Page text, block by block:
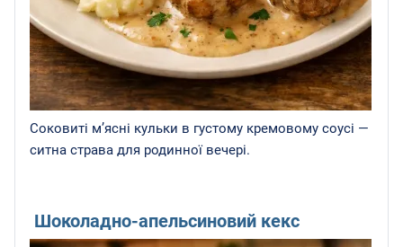
Соковиті м’ясні кульки в густому кремовому соусі —
ситна страва для родинної вечері.
Шоколадно-апельсиновий кекс